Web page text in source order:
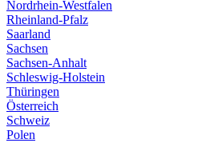
Nordrhein-Westfalen
Rheinland-Pfalz
Saarland
Sachsen
Sachsen-Anhalt
Schleswig-Holstein
Thüringen
Österreich
Schweiz
Polen